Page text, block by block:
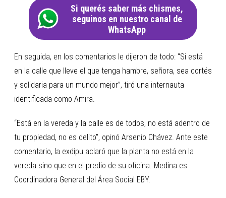
Si querés saber más chismes,
seguinos en nuestro canal de
WhatsApp
En seguida, en los comentarios le dijeron de todo: “Si está
en la calle que lleve el que tenga hambre, señora, sea cortés
y solidaria para un mundo mejor”, tiró una internauta
identificada como Amira.
“Está en la vereda y la calle es de todos, no está adentro de
tu propiedad, no es delito”, opinó Arsenio Chávez. Ante este
comentario, la exdipu aclaró que la planta no está en la
vereda sino que en el predio de su oficina. Medina es
Coordinadora General del Área Social EBY.